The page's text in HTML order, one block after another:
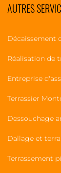
AUTRES
Décaissement
Réalisation de
Entreprise
Terrassier
Dessouchage
Dallage et
Terrassement